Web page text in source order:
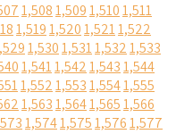
1,5081,5091,5101,511
1,5191,5201,5211,522
1,5301,5311,5321,533
1,5411,5421,5431,544
1,5521,5531,5541,555
1,5631,5641,5651,566
1,5741,5751,5761,577